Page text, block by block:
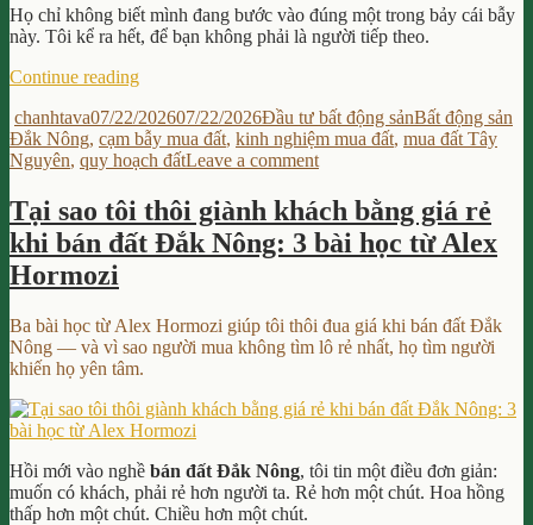
cả
gia
Họ chỉ không biết mình đang bước vào đúng một trong bảy cái bẫy
này. Tôi kể ra hết, để bạn không phải là người tiếp theo.
Continue reading“7
bẫy
khiến
bạn
trắng
khi
mua
(người
trong
nghề
lộ)”
Author
chanhtavaPosted
on
07/22/202607/22/2026Categories
Đầu tư bất động sảnTags
Bất động sản
Đắk Nông, cạm bẫy mua đất, kinh nghiệm mua đất, mua đất Tây
Nguyên, quy hoạch đấtLeave a commenton
cạm
bẫy
khiến
khi
mua
Nguyên
trong
nghề
tiết
Tại sao tôi thôi giành khách bằng giá rẻ
khi bán đất Đắk Nông: 3 bài học từ Alex
Hormozi
Ba bài học từ Alex Hormozi giúp tôi thôi đua giá khi bán đất Đắk
Nông — và vì sao người mua không tìm lô rẻ nhất, họ tìm người
khiến họ yên tâm.
Hồi mới vào nghề bán đất Đắk Nông, tôi tin một điều đơn giản:
muốn có khách, phải rẻ hơn người ta. Rẻ hơn một chút. Hoa hồng
thấp hơn một chút. Chiều hơn một chút.